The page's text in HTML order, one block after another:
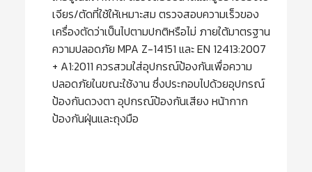
เจียร/ตัดที่ใช้ให้เหมาะสม ตรวจสอบความเร็วของ
เครื่องตัดว่าเป็นไปตามปกติหรือไม่ ภายใต้มาตรฐาน
ความปลอดภัย MPA Z-14151 และ EN 12413:2007
+ A1:2011 ควรสวมใส่อุปกรณ์ป้องกันเพื่อความ
ปลอดภัยในขณะใช้งาน ซึ่งประกอบไปด้วยอุปกรณ์
ป้องกันดวงตา อุปกรณ์ป้องกันเสียง หน้ากาก
ป้องกันฝุ่นและถุงมือ